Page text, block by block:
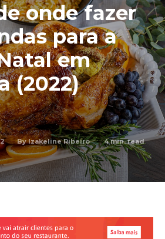
onde fazer
para a
em
(2022)
By Izakeline Ribeiro 4min. read